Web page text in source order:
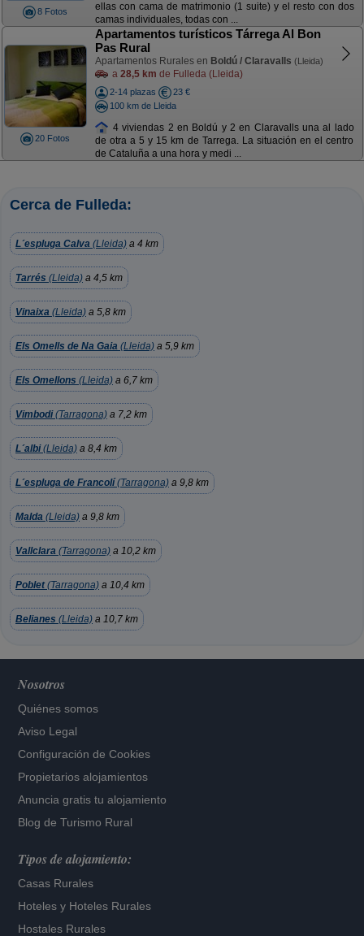
8 Fotos
ellas con cama de matrimonio (1 suite) y el resto con dos
camas individuales, todas con ...
20 Fotos
Apartamentos turísticos Tárrega Al Bon
Pas Rural
Apartamentos Rurales en Boldú / Claravalls (Lleida)
a 28,5 km de Fulleda (Lleida)
2-14 plazas
23 €
100 km de Lleida
4 viviendas 2 en Boldú y 2 en Claravalls una al lado
de otra a 5 y 15 km de Tarrega. La situación en el centro
de Cataluña a una hora y medi ...
Cerca de Fulleda:
L´espluga Calva (Lleida) a 4 km
Tarrés (Lleida) a 4,5 km
Vinaixa (Lleida) a 5,8 km
Els Omells de Na Gaia (Lleida) a 5,9 km
Els Omellons (Lleida) a 6,7 km
Vimbodi(Tarragona) a 7,2 km
L´albi(Lleida) a 8,4 km
L´espluga de Francolí (Tarragona) a 9,8 km
Malda (Lleida) a 9,8 km
Vallclara (Tarragona) a 10,2 km
Poblet(Tarragona) a 10,4 km
Belianes (Lleida) a 10,7 km
Nosotros
Quiénes somos
Aviso Legal
Configuración de Cookies
Propietarios alojamientos
Anuncia gratis tu alojamiento
Blog de Turismo Rural
Tipos de alojamiento:
Casas Rurales
Hoteles y Hoteles Rurales
Hostales Rurales